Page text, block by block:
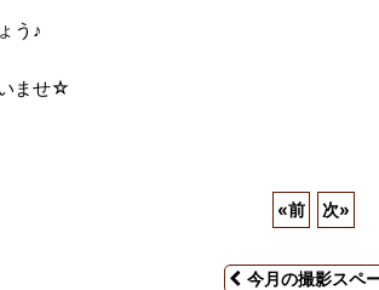
う♪
ませ☆
«前 次»
今月の撮影スペ